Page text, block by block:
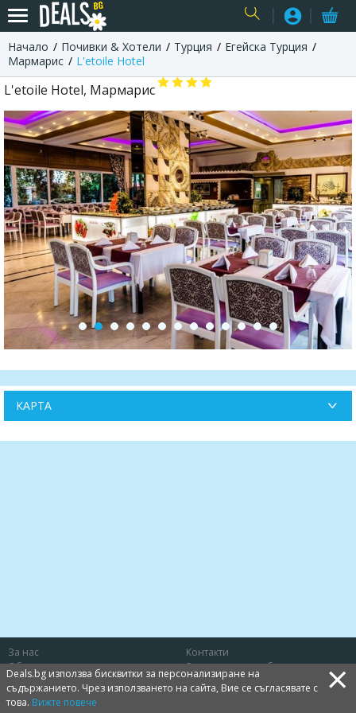
USER
Начало Почивки & Хотели Турция
Егейска Турция
Мармарис
L'etoile Hotel
L'etoile Hotel, Мармарис
КАРТА
За нас
Контакти
Общи условия
Защита на потребителя
Политика за лични данни
Бисквитки
Deals.bg използва бисквитки за персонализиране на
съдържанието. Чрез използването на сайта, Вие се съгласявате с
това. Вижте повече ×